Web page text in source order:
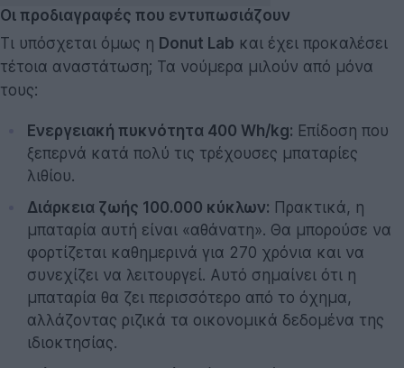
Οι προδιαγραφές που εντυπωσιάζουν
Τι υπόσχεται όμως η Donut Lab και έχει προκαλέσει
τέτοια αναστάτωση; Τα νούμερα μιλούν από μόνα
τους:
Ενεργειακή πυκνότητα 400 Wh/kg: Επίδοση που
ξεπερνά κατά πολύ τις τρέχουσες μπαταρίες
λιθίου.
Διάρκεια ζωής 100.000 κύκλων: Πρακτικά, η
μπαταρία αυτή είναι «αθάνατη». Θα μπορούσε να
φορτίζεται καθημερινά για 270 χρόνια και να
συνεχίζει να λειτουργεί. Αυτό σημαίνει ότι η
μπαταρία θα ζει περισσότερο από το όχημα,
αλλάζοντας ριζικά τα οικονομικά δεδομένα της
ιδιοκτησίας.